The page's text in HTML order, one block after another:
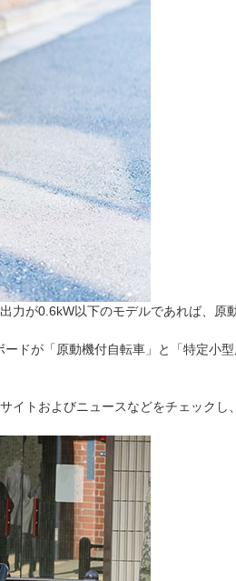
が0.6kW以下のモデルであれば、原
ドが「原動機付自転車」と「特定小
トおよびニュースなどをチェックし